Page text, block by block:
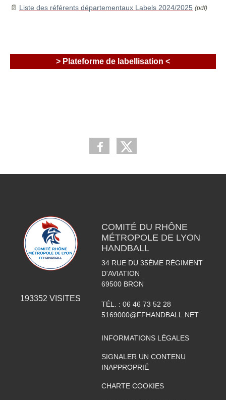
📄 Liste des référents départementaux Labels 2024/2025 (pdf)
> Plateforme de labellisation <
193352 VISITES
COMITÉ DU RHÔNE
MÉTROPOLE DE LYON
HANDBALL
34 RUE DU 35ÈME RÉGIMENT
D'AVIATION
69500 BRON
TÉL. : 06 46 73 52 28
5169000@FFHANDBALL.NET
INFORMATIONS LÉGALES
SIGNALER UN CONTENU
INAPPROPRIÉ
CHARTE COOKIES